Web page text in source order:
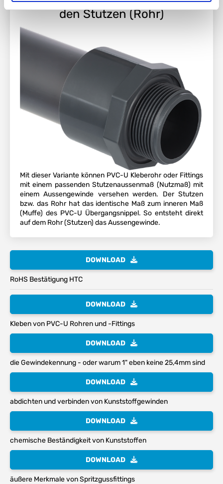
den Stutzen (Rohr)
Mit dieser Variante können PVC-U Kleberohr oder Fittings
mit einem passenden Stutzenaussenmaß (Nutzmaß) mit
einem Aussengewinde versehen werden. Der Stutzen
bzw. das Rohr hat das identische Maß zum inneren Maß
(Muffe) des PVC-U Übergangsnippel. So entsteht direkt
auf dem Rohr (Stutzen) das Aussengewinde.
DOWNLOAD
RoHS Bestätigung HTC
DOWNLOAD
Kleben von PVC-U Rohren und -Fittings
DOWNLOAD
die Gewindekennung - oder warum 1" eben keine 25,4mm sind
DOWNLOAD
abdichten und verbinden von Kunststoffgewinden
DOWNLOAD
chemische Beständigkeit von Kunststoffen
DOWNLOAD
äußere Merkmale von Spritzgussfittings